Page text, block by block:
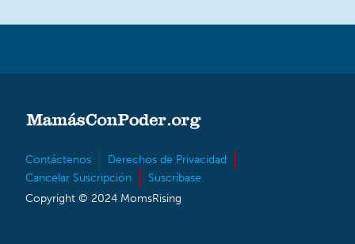
Contáctenos
Derechos de Privacidad
Cancelar Suscripción
Suscríbase
Copyright © 2024 MomsRising